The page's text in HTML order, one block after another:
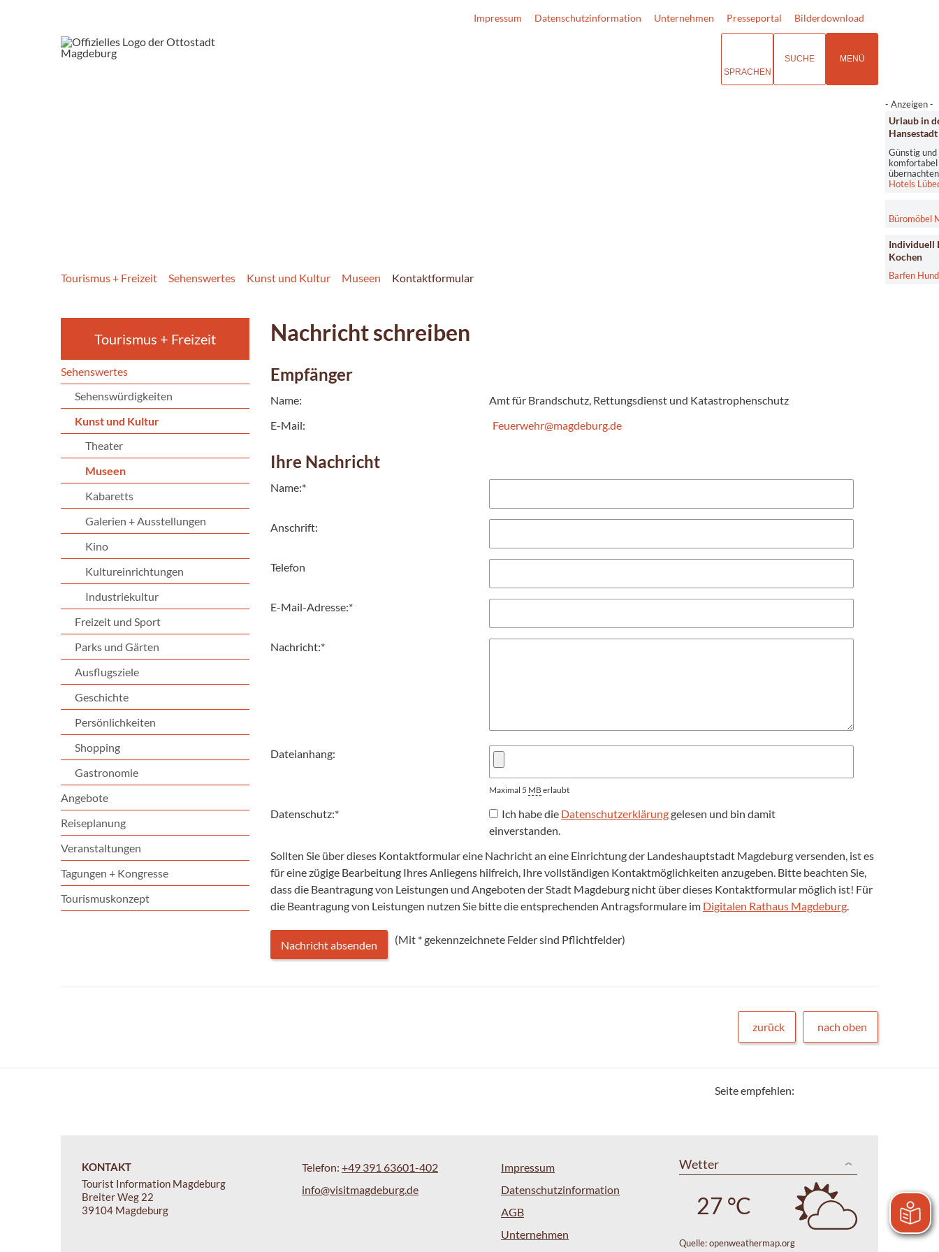
Impressum Datenschutzinformation Unternehmen Presseportal Bilderdownload
SPRACHEN
SUCHE MENÜ
Tourismus + Freizeit Sehenswertes Kunst und Kultur Museen Kontaktformular
Tourismus + Freizeit
Sehenswertes
Sehenswürdigkeiten
Kunst und Kultur
Theater
Museen
Kabaretts
Galerien + Ausstellungen
Kino
Kultureinrichtungen
Industriekultur
Freizeit und Sport
Parks und Gärten
Ausflugsziele
Geschichte
Persönlichkeiten
Shopping
Gastronomie
Angebote
Reiseplanung
Veranstaltungen
Tagungen + Kongresse
Tourismuskonzept
Nachricht schreiben
Empfänger
Name:
Amt für Brandschutz, Rettungsdienst und Katastrophenschutz
E-Mail:
Feuerwehr@magdeburg.de
Ihre Nachricht
Name:*
Anschrift:
Telefon
E-Mail-Adresse:*
Nachricht:*
Dateianhang:
Maximal 5 MB erlaubt
Datenschutz:* Ich habe die Datenschutzerklärunggelesen und bin damit
einverstanden.
Sollten Sie über dieses Kontaktformular eine Nachricht an eine Einrichtung der Landeshauptstadt Magdeburg versenden, ist es
für eine zügige Bearbeitung Ihres Anliegens hilfreich, Ihre vollständigen Kontaktmöglichkeiten anzugeben. Bitte beachten Sie,
dass die Beantragung von Leistungen und Angeboten der Stadt Magdeburg nicht über dieses Kontaktformular möglich ist! Für
die Beantragung von Leistungen nutzen Sie bitte die entsprechenden Antragsformulare im Digitalen Rathaus Magdeburg.
(Mit *gekennzeichnete Felder sind Pflichtfelder)
zurück nach oben
Seite empfehlen:
KONTAKT
Tourist Information Magdeburg
Breiter Weg 22
39104 Magdeburg
Telefon: +49 391 63601-402
info@visitmagdeburg.de
Impressum
Datenschutzinformation
AGB
Unternehmen
Wetter
27 °C
Quelle:openweathermap.org
- Anzeigen -
Urlaub in
Hansestadt
Günstig und
komfortabel
Hotels
Büromöbel
Individuell
Kochen
Barfen